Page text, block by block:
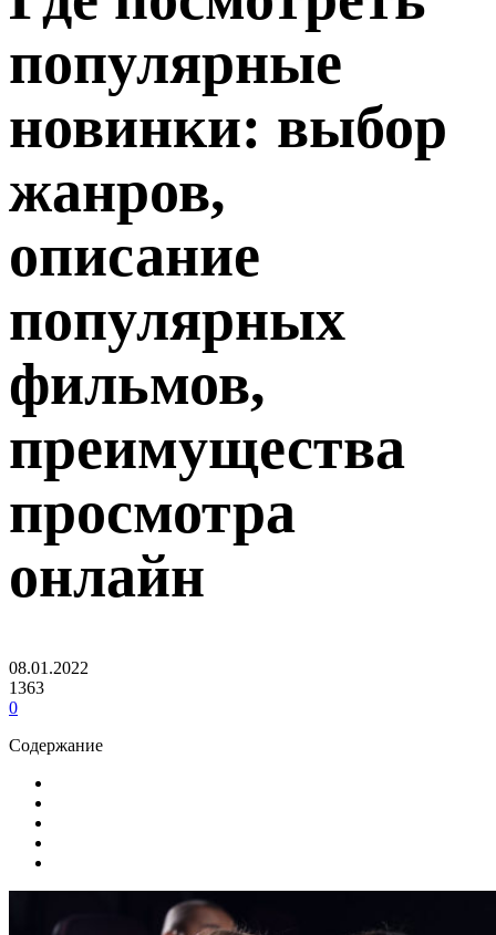
популярные
новинки: выбор
жанров,
описание
популярных
фильмов,
преимущества
просмотра
онлайн
08.01.2022
1363
0
Содержание